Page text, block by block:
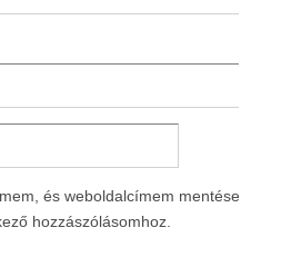
és weboldalcímem mentése a
hozzászólásomhoz.